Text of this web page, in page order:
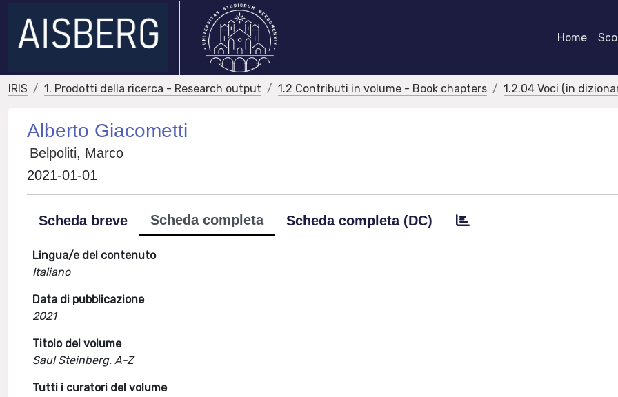
Home
IRIS 1. Prodotti della ricerca - Research output 1.2 Contributi in volume - Book chapters 1.2.04 Voci (in
Alberto Giacometti
Belpoliti, Marco
2021-01-01
Scheda breve Scheda completa Scheda completa (DC)
Lingua/e del contenuto
Italiano
Data di pubblicazione
2021
Titolo del volume
Saul Steinberg. A-Z
Tutti i curatori del volume